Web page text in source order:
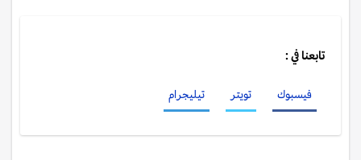
تابعنا في :
فيسبوك تويتر تيليجرام